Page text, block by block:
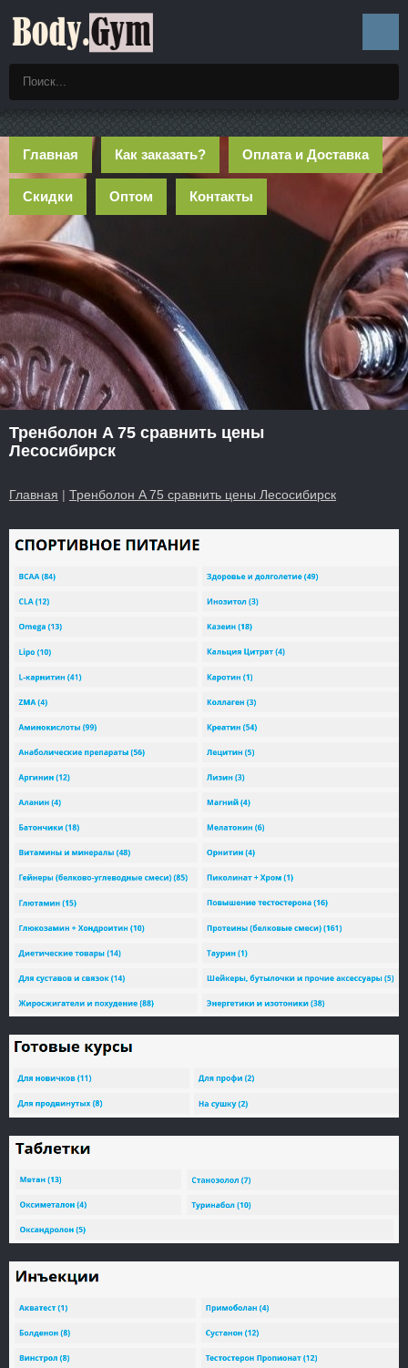
Главная Как заказать? Оплата и Доставка
Скидки Оптом Контакты
Тренболон A 75 сравнить цены
Лесосибирск
Главная | Тренболон A 75 сравнить цены Лесосибирск